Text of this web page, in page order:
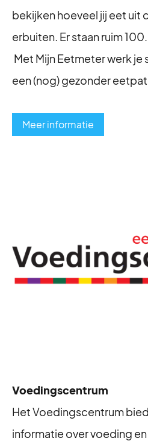
bekijken hoeveel jij eet uit
erbuiten. Er staan ruim
Met Mijn Eetmeter werk
een (nog) gezonder
Meer informatie
Voedingscentrum
Het Voedingscentrum
informatie over voeding